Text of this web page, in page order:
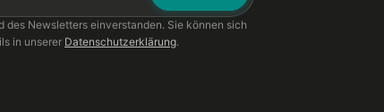
des Newsletters einverstanden. Sie können sich
in unserer Datenschutzerklärung.